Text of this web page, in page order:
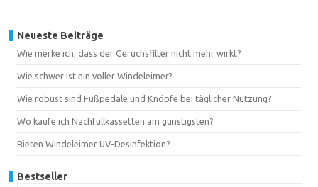
Neueste Beiträge
Wie merke ich, dass der Geruchsfilter nicht mehr wirkt?
Wie schwer ist ein voller Windeleimer?
Wie robust sind Fußpedale und Knöpfe bei täglicher Nutzung?
Wo kaufe ich Nachfüllkassetten am günstigsten?
Bieten Windeleimer UV-Desinfektion?
Bestseller